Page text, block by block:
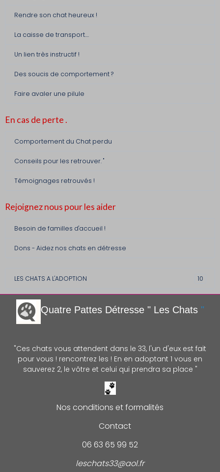
Rendre son chat heureux !
La caisse de transport....
Un lien très instructif !
Des soucis de comportement ?
Faire avaler une pilule
En cas de perte .
Comportement du Chat perdu
Conseils pour les retrouver. "
Témoignages retrouvés !
Rejoignez nous pour les aider
Besoin de familles d'accueil !
Dons - Aidez nos chats en détresse
LES CHATS A L'ADOPTION 10
Quatre Pattes Détresse " Les Chats "
"Ces chats vous attendent dans le 33, l'un d'eux est fait
pour vous ! rencontrez les ! En en adoptant 1 vous en
sauverez 2, le vôtre et celui qui prendra sa place "
Nos conditions et formalités
Contact
06 63 65 99 52
leschats33@aol.fr